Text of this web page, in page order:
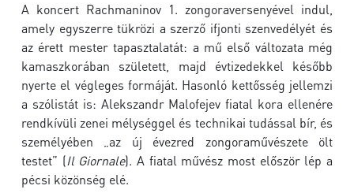
A koncert Rachmaninov 1. zongoraversenyével indul,
amely egyszerre tükrözi a szerző ifjonti szenvedélyét és
az érett mester tapasztalatát: a mű első változata még
kamaszkorában született, majd évtizedekkel később
nyerte el végleges formáját. Hasonló kettősség jellemzi
a szólistát is: Alekszandr Malofejev fiatal kora ellenére
rendkívüli zenei mélységgel és technikai tudással bír, és
személyében „az új évezred zongoraművészete ölt
testet” (Il Giornale). A fiatal művész most először lép a
pécsi közönség elé.